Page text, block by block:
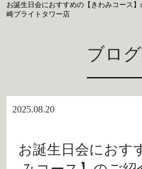
お誕生日会におすすめの【きわみコース
崎ブライトタワー店
ブロ
2025.08.20
お誕生日会におす